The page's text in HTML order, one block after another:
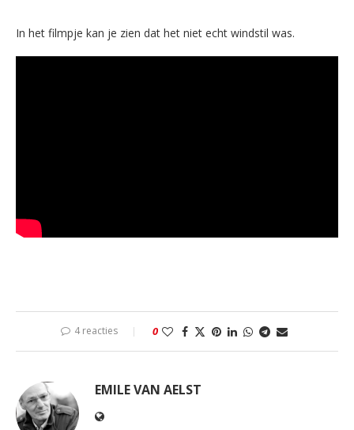
In het filmpje kan je zien dat het niet echt windstil was.
4 reacties 0
EMILE VAN AELST